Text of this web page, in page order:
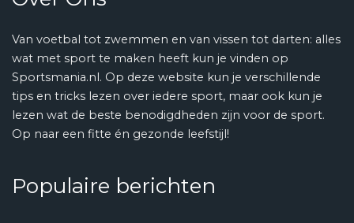
Van voetbal tot zwemmen en van vissen tot darten: alles
wat met sport te maken heeft kun je vinden op
Sportsmania.nl. Op deze website kun je verschillende
tips en tricks lezen over iedere sport, maar ook kun je
lezen wat de beste benodigdheden zijn voor de sport.
Op naar een fitte én gezonde leefstijl!
Populaire berichten